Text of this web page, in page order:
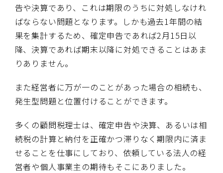
告や決算であり、これは期限のうちに対処しなけれ
ばならない問題となります。しかも過去1年間の結
果を集計するため、確定申告であれば2月15日以
降、決算であれば期末以降に対処できることはあま
りありません。
また経営者に万が一のことがあった場合の相続も、
発生型問題と位置付けることができます。
多くの顧問税理士は、確定申告や決算、あるいは相
続税の計算と納付を正確かつ滞りなく期限内に済ま
せることを仕事にしており、依頼している法人の経
営者や個人事業主の期待もそこにありました。